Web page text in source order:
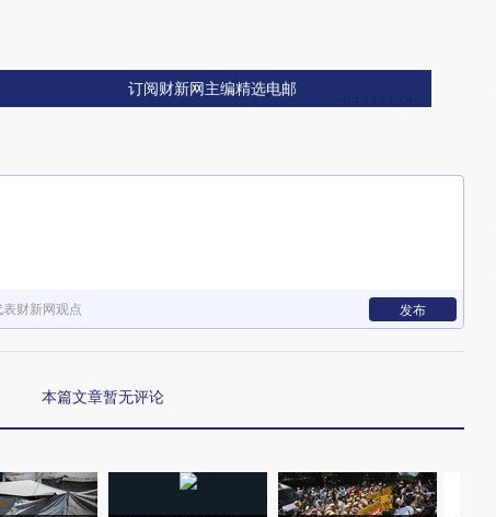
订阅财新网主编精选电邮
财新网观点 发布
本篇文章暂无评论